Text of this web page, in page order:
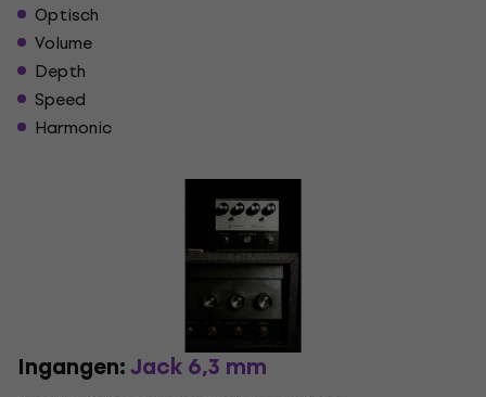
Optisch
Volume
Depth
Speed
Harmonic
Ingangen:Jack 6,3 mm